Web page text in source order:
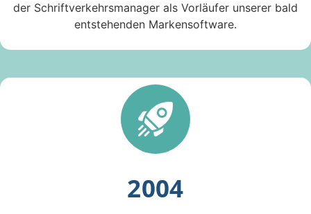
der Schriftverkehrsmanager als Vorläufer unserer bald
entstehenden Markensoftware.
2004